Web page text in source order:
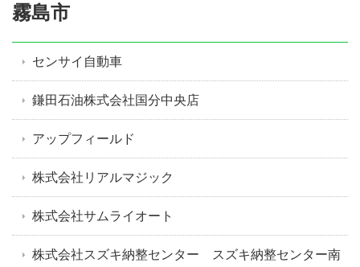
霧島市
センサイ自動車
鎌田石油株式会社国分中央店
アップフィールド
株式会社リアルマジック
株式会社サムライオート
株式会社スズキ納整センター スズキ納整センター南